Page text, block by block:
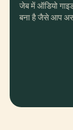
जेब में ऑडियो
बना है जैसे आप